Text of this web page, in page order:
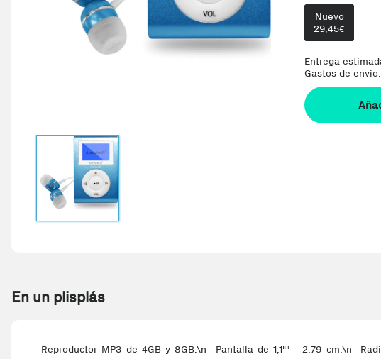
Nuevo
29,45€
Entrega
Gastos de envio:
En un plisplás
- Reproductor MP3 de 4GB y 8GB.\n- Pantalla de 1,1"" - 2,79 cm.\n-